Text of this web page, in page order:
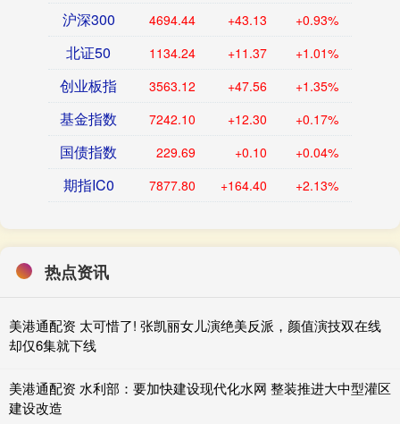
沪深300 4694.44 +43.13 +0.93%
北证50 1134.24 +11.37 +1.01%
创业板指 3563.12 +47.56 +1.35%
基金指数 7242.10 +12.30 +0.17%
国债指数 229.69 +0.10 +0.04%
期指IC0 7877.80 +164.40 +2.13%
热点资讯
美港通配资 太可惜了! 张凯丽女儿演绝美反派，颜值演技双在线
却仅6集就下线
美港通配资 水利部：要加快建设现代化水网 整装推进大中型灌区
建设改造